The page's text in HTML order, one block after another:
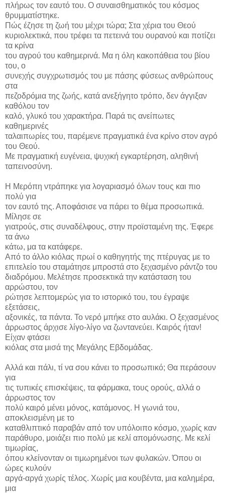
πλήρως τον εαυτό του. Ο συναισθηματικός του κόσμος
θρυμματίστηκε.
Πώς έζησε τη ζωή του μέχρι τώρα; Στα χέρια του Θεού
κυριολεκτικά, που τρέφει τα πετεινά του ουρανού και ποτίζει
τα κρίνα
του αγρού του καθημερινά. Μα η όλη κακοπάθεια του βίου
του, ο
συνεχής συγχρωτισμός του με πάσης φύσεως ανθρώπους
στα
πεζοδρόμια της ζωής, κατά ανεξήγητο τρόπο, δεν άγγιξαν
καθόλου τον
καλό, γλυκό του χαρακτήρα. Παρά τις ανείπωτες
καθημερινές
ταλαιπωρίες του, παρέμενε πραγματικά ένα κρίνο στον αγρό
του Θεού.
Με πραγματική ευγένεια, ψυχική εγκαρτέρηση, αληθινή
ταπεινοσύνη.
Η Μερόπη ντράπηκε για λογαριασμό όλων τους και πιο
πολύ για
τον εαυτό της. Αποφάσισε να πάρει το θέμα προσωπικά.
Μίλησε σε
γιατρούς, στις συναδέλφους, στην προϊσταμένη της. Έφερε
τα άνω
κάτω, μα τα κατάφερε.
Από το άλλο κιόλας πρωί ο καθηγητής της πτέρυγας με το
επιτελείο του σταμάτησε μπροστά στο ξεχασμένο ράντζο του
διαδρόμου. Μελέτησε προσεκτικά την κατάσταση του
αρρώστου, τον
ρώτησε λεπτομερώς για το ιστορικό του, του έγραψε
εξετάσεις,
αξονικές, τα πάντα. Το νερό μπήκε στο αυλάκι. Ο ξεχασμένος
άρρωστος άρχισε λίγο-λίγο να ζωντανεύει. Καιρός ήταν!
Είχαν φτάσει
κιόλας στα μισά της Μεγάλης Εβδομάδας.
Αλλά και πάλι, τί να σου κάνει το προσωπικό; Θα περάσουν
για
τις τυπικές επισκέψεις, τα φάρμακα, τους ορούς, αλλά ο
άρρωστος τον
πολύ καιρό μένει μόνος, κατάμονος. Η γωνιά του,
αποκλεισμένη με το
καταθλιπτικό παραβάν από τον υπόλοιπο κόσμο, χωρίς καν
παράθυρο, μοιάζει πιο πολύ με κελί απομόνωσης. Με κελί
τιμωρίας,
όπου κλείνονταν οι τιμωρημένοι των φυλακών. Όπου οι
ώρες κυλούν
αργά-αργά χωρίς τέλος. Χωρίς μια κουβέντα, μια καλημέρα,
μια